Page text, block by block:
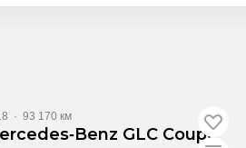
· 93 170 км
GLC Coupe